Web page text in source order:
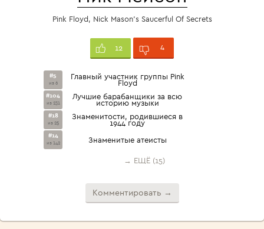
Pink Floyd, Nick Mason's Saucerful Of Secrets
12 4
#5
из 6
Главный участник группы Pink
Floyd
#104
из 231
Лучшие барабанщики за всю
историю музыки
#18
из 25
Знаменитости, родившиеся в
1944 году
#14
из 142 Знаменитые атеисты
→ ЕЩЁ (15)
Комментировать →